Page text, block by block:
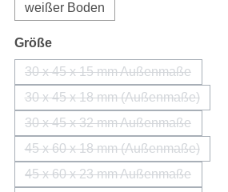
weißer Boden
Größeauswählen
30 x 45 x 15 mm Außenmaße
(Diese Option ist zurzeit
30 x 45 x 18 mm (Außenmaße)
(Diese Option ist
30 x 45 x 32 mm Außenmaße
(Diese Option ist zurzeit
45 x 60 x 18 mm (Außenmaße)
(Diese Option ist
45 x 60 x 23 mm Außenmaße
(Diese Option ist zurzeit